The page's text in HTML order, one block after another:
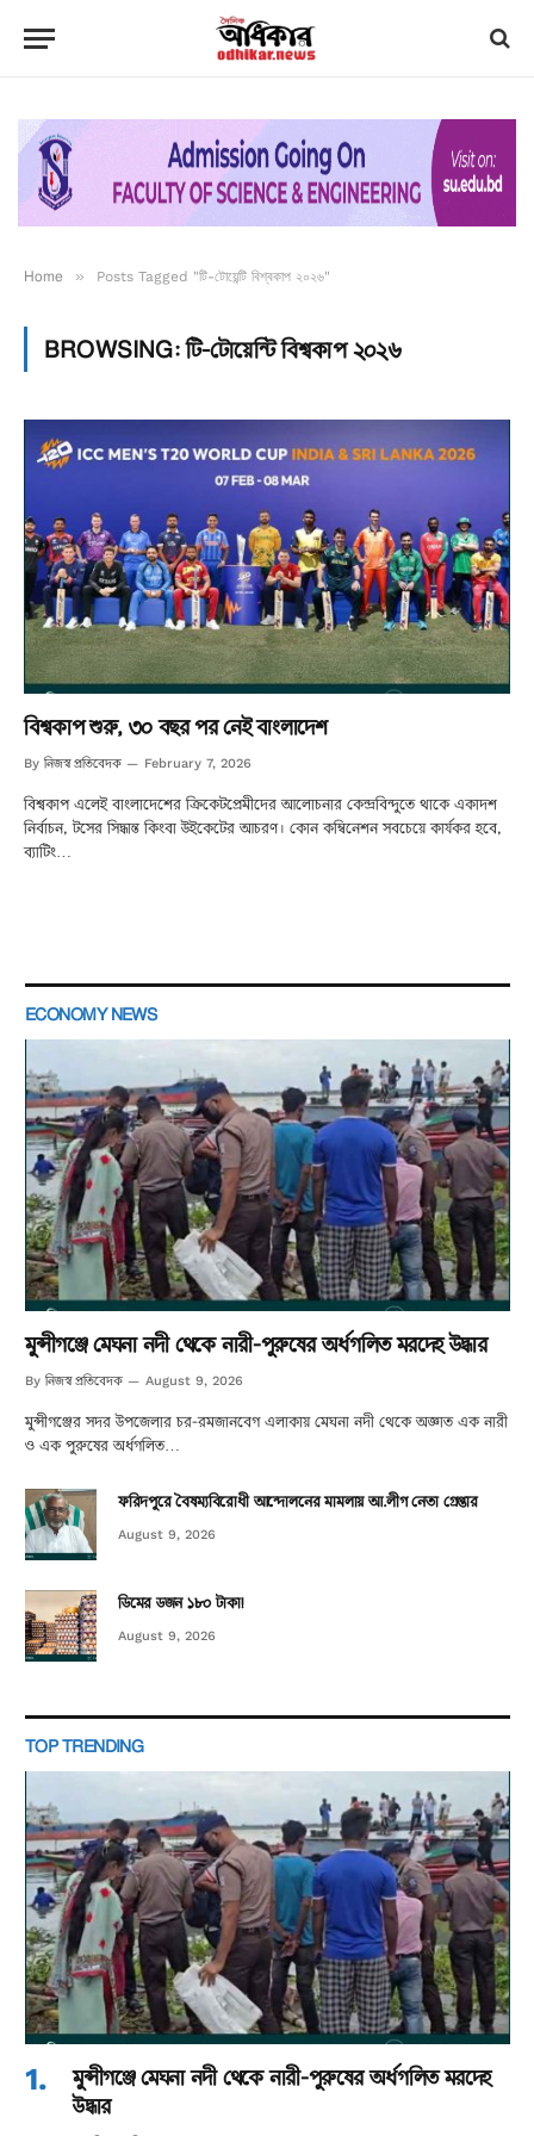
Home » Posts Tagged "টি-টোয়েন্টি বিশ্বকাপ ২০২৬"
BROWSING:টি-টোয়েন্টি বিশ্বকাপ ২০২৬
বিশ্বকাপ শুরু, ৩০ বছর পর নেই বাংলাদেশ
By নিজস্ব প্রতিবেদক February 7, 2026
বিশ্বকাপ এলেই বাংলাদেশের ক্রিকেটপ্রেমীদের আলোচনার কেন্দ্রবিন্দুতে থাকে একাদশ
নির্বাচন, টসের সিদ্ধান্ত কিংবা উইকেটের আচরণ। কোন কম্বিনেশন সবচেয়ে কার্যকর হবে,
ব্যাটিং…
ECONOMY NEWS
মুন্সীগঞ্জে মেঘনা নদী থেকে নারী-পুরুষের অর্ধগলিত মরদেহ উদ্ধার
By নিজস্ব প্রতিবেদক August 9, 2026
মুন্সীগঞ্জের সদর উপজেলার চর-রমজানবেগ এলাকায় মেঘনা নদী থেকে অজ্ঞাত এক নারী
ও এক পুরুষের অর্ধগলিত…
ফরিদপুরে বৈষম্যবিরোধী আন্দোলনের মামলায় আ.লীগ নেতা গ্রেপ্তার
August 9, 2026
ডিমের ডজন ১৮০ টাকা!
August 9, 2026
TOP TRENDING
মুন্সীগঞ্জে মেঘনা নদী থেকে নারী-পুরুষের অর্ধগলিত মরদেহ
উদ্ধার